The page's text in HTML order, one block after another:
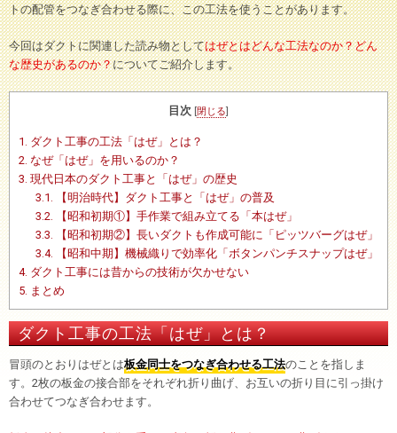
トの配管をつなぎ合わせる際に、この工法を使うことがあります。
今回はダクトに関連した読み物としてはぜとはどんな工法なのか？どん
な歴史があるのか？についてご紹介します。
目次 [閉じる]
1. ダクト工事の工法「はぜ」とは？
2. なぜ「はぜ」を用いるのか？
3. 現代日本のダクト工事と「はぜ」の歴史
3.1.
【明治時代】ダクト工事と「はぜ」の普及
3.2.
【昭和初期①】手作業で組み立てる「本はぜ」
3.3.
【昭和初期②】長いダクトも作成可能に「ピッツバーグはぜ」
3.4.
【昭和中期】機械織りで効率化「ボタンパンチスナップはぜ」
4. ダクト工事には昔からの技術が欠かせない
5. まとめ
ダクト工事の工法「はぜ」とは？
冒頭のとおりはぜとは板金同士をつなぎ合わせる工法のことを指しま
す。2枚の板金の接合部をそれぞれ折り曲げ、お互いの折り目に引っ掛け
合わせてつなぎ合わせます。